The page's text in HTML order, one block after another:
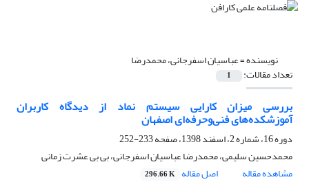
نویسنده =عباسیان اسفرجانی، محمدرضا
تعداد مقالات: 1
بررسی میزان کارایی سیستم نماد از دیدگاه کاربران
آموزشکده‌های فنی‌وحرفه‌ای اصفهان
دوره 16، شماره 2، اسفند 1398، صفحه
233-252
محمدحسین سلیمی، محمدرضا عباسیان اسفرجانی، بی بی عشرت زمانی
مشاهده مقاله
اصل مقاله 296.66 K